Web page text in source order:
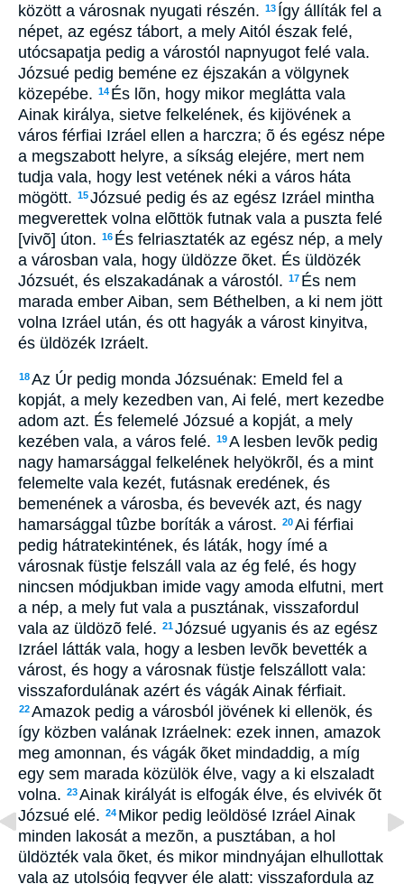
között a városnak nyugati részén. 13 Így állíták fel a
népet, az egész tábort, a mely Aitól észak felé,
utócsapatja pedig a várostól napnyugot felé vala.
Józsué pedig beméne ez éjszakán a völgynek
közepébe. 14 És lõn, hogy mikor meglátta vala
Ainak királya, sietve felkelének, és kijövének a
város férfiai Izráel ellen a harczra; õ és egész népe
a megszabott helyre, a síkság elejére, mert nem
tudja vala, hogy lest vetének néki a város háta
mögött. 15Józsué pedig és az egész Izráel mintha
megverettek volna elõttök futnak vala a puszta felé
[vivõ] úton. 16 És felriasztaték az egész nép, a mely
a városban vala, hogy üldözze õket. És üldözék
Józsuét, és elszakadának a várostól. 17 És nem
marada ember Aiban, sem Béthelben, a ki nem jött
volna Izráel után, és ott hagyák a várost kinyitva,
és üldözék Izráelt.
18Az Úr pedig monda Józsuénak: Emeld fel a
kopját, a mely kezedben van, Ai felé, mert kezedbe
adom azt. És felemelé Józsué a kopját, a mely
kezében vala, a város felé. 19A lesben levõk pedig
nagy hamarsággal felkelének helyökrõl, és a mint
felemelte vala kezét, futásnak eredének, és
bemenének a városba, és bevevék azt, és nagy
hamarsággal tûzbe boríták a várost. 20Ai férfiai
pedig hátratekintének, és láták, hogy ímé a
városnak füstje felszáll vala az ég felé, és hogy
nincsen módjukban imide vagy amoda elfutni, mert
a nép, a mely fut vala a pusztának, visszafordul
vala az üldözõ felé. 21Józsué ugyanis és az egész
Izráel látták vala, hogy a lesben levõk bevették a
várost, és hogy a városnak füstje felszállott vala:
visszafordulának azért és vágák Ainak férfiait.
22Amazok pedig a városból jövének ki ellenök, és
így közben valának Izráelnek: ezek innen, amazok
meg amonnan, és vágák õket mindaddig, a míg
egy sem marada közülök élve, vagy a ki elszaladt
volna. 23Ainak királyát is elfogák élve, és elvivék õt
Józsué elé. 24 Mikor pedig leöldösé Izráel Ainak
minden lakosát a mezõn, a pusztában, a hol
üldözték vala õket, és mikor mindnyájan elhullottak
vala az utolsóig fegyver éle alatt: visszafordula az